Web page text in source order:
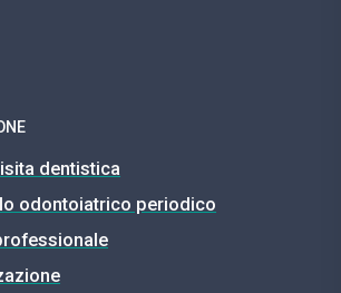
dentistica
odontoiatrico periodico